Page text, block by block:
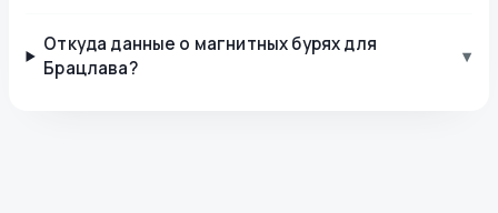
Откуда данные о магнитных бурях для
Брацлава?
▾